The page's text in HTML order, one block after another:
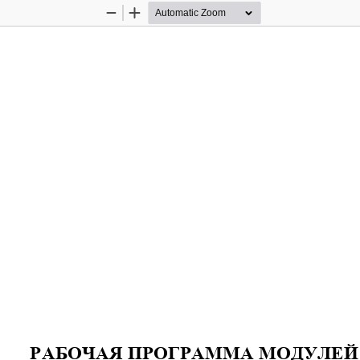
Zoom
Zoom
РАБОЧАЯ ПРОГРАММА МОДУЛЕЙ